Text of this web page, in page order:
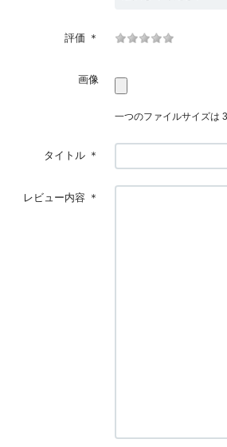
評価 ＊
画像
一つのファイルサイズは
タイトル ＊
レビュー内容 ＊